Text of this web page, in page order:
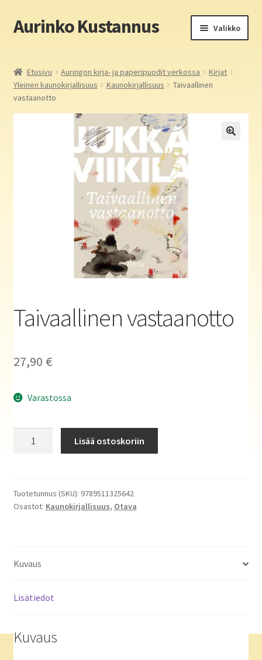
Siirry
navigointiin
Siirry
sisältöön
Aurinko Kustannus Valikko
Yritys
Aurinko Kustannus: kirjat
Auringon kirja- ja paperipuodit verkossa
Haluatko kirjailijaksi?
Etusivu Auringon kirja- ja paperipuodit verkossa
Kirjat
Yleinen kaunokirjallisuus
Kaunokirjallisuus
Taivaallinen
vastaanotto
Taivaallinen vastaanotto
27,90 €
Varastossa
Lisää ostoskoriin
Tuotetunnus (SKU): 9789511325642
Osastot: Kaunokirjallisuus, Otava
Kuvaus
Lisätiedot
Kuvaus